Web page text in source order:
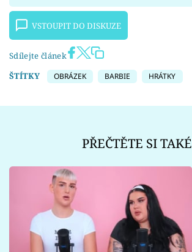
VSTOUPIT DO DISKUZE
Sdílejte článek
ŠTÍTKY
OBRÁZEK BARBIE HRÁTKY
PŘEČTĚTE SI TAKÉ